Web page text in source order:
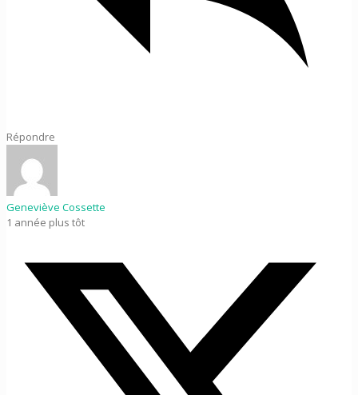
Répondre
Geneviève Cossette
1 année plus tôt